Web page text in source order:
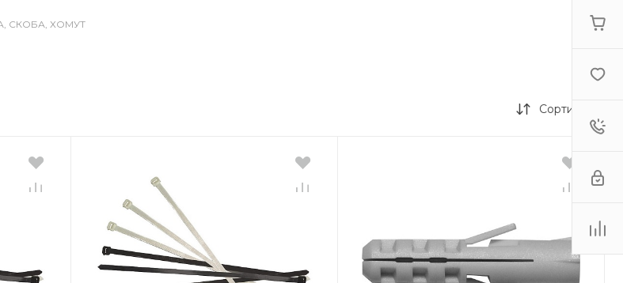
9.00-18.00
г. Узловая, Базарная
Пн - Сб: 9.00-17.00 Вс:
(48735) 4-03-85
г. Кимовск,
Первомайская д.41
Пн - Сб: 9.00-17.00 Вс:
9.00-15.00
СКОБА, ХОМУТ
Сортировка